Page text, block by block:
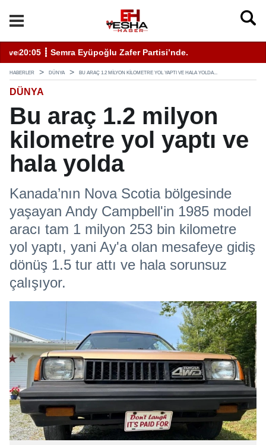
Hizmet İçin Bilinmesi Gerekenler
20:05 ┋ Semra Eyüpoğlu Zafer Partisi’nde.
HABERLER DÜNYA BU ARAÇ 1.2 MILYON KILOMETRE YOL YAPTI VE HALA YOLDA...
DÜNYA
Bu araç 1.2 milyon
kilometre yol yaptı ve
hala yolda
Kanada’nın Nova Scotia bölgesinde
yaşayan Andy Campbell'in 1985 model
aracı tam 1 milyon 253 bin kilometre
yol yaptı, yani Ay'a olan mesafeye gidiş
dönüş 1.5 tur attı ve hala sorunsuz
çalışıyor.